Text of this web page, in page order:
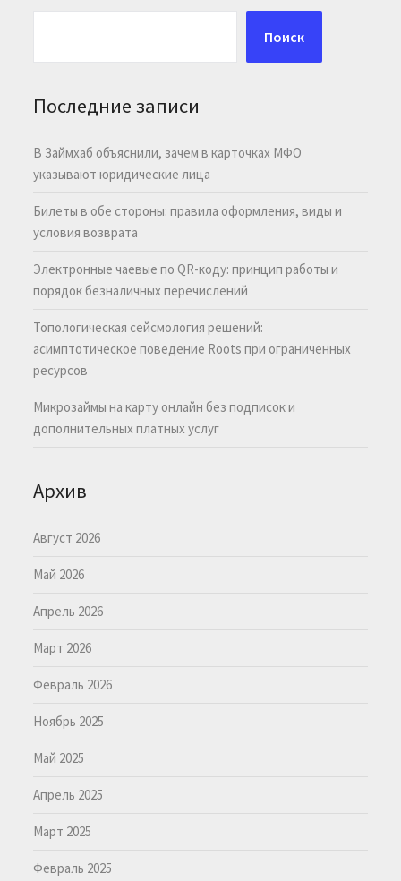
Поиск
Последние записи
В Займхаб объяснили, зачем в карточках МФО
указывают юридические лица
Билеты в обе стороны: правила оформления, виды и
условия возврата
Электронные чаевые по QR-коду: принцип работы и
порядок безналичных перечислений
Топологическая сейсмология решений:
асимптотическое поведение Roots при ограниченных
ресурсов
Микрозаймы на карту онлайн без подписок и
дополнительных платных услуг
Архив
Август 2026
Май 2026
Апрель 2026
Март 2026
Февраль 2026
Ноябрь 2025
Май 2025
Апрель 2025
Март 2025
Февраль 2025